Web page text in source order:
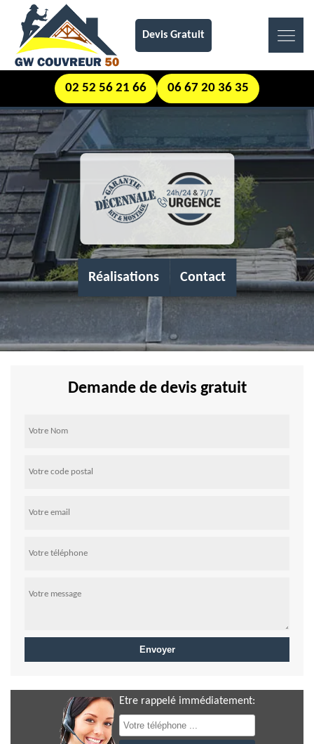
Devis Gratuit
02 52 56 21 66 06 67 20 36 35
Réalisations Contact
Demande de devis gratuit
Etre rappelé immédiatement: